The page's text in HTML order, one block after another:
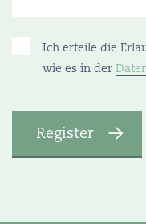
Ich erteile die
wie es in der